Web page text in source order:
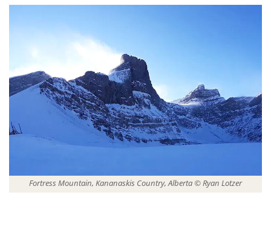
Fortress Mountain, Kananaskis Country, Alberta © Ryan Lotzer